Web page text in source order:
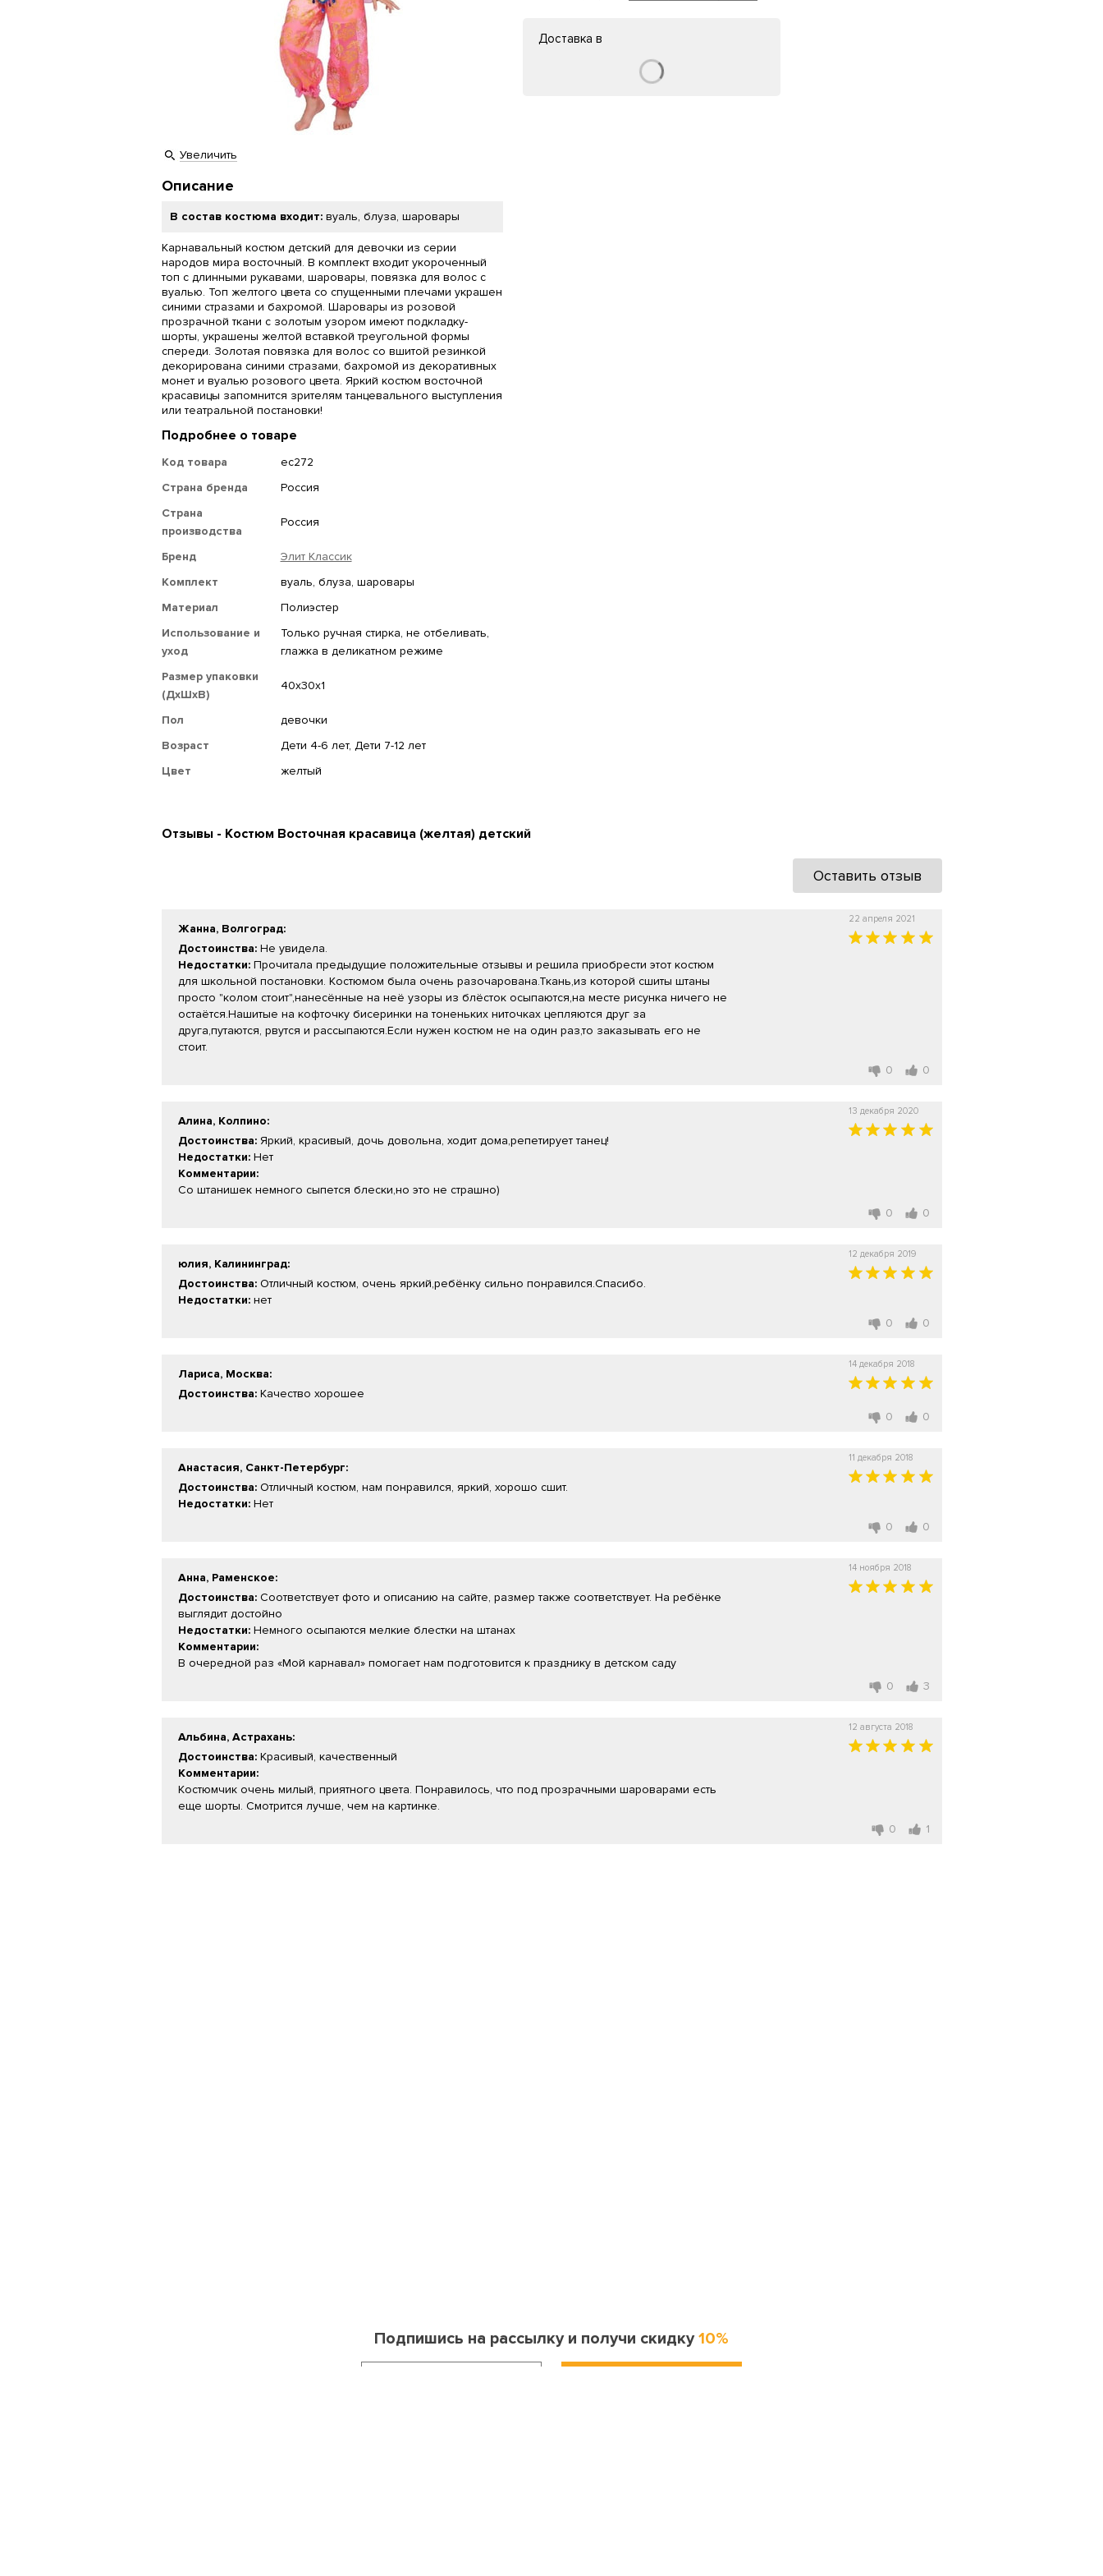
Увеличить
Доставка в
Описание
В состав костюма входит: вуаль, блуза, шаровары
Карнавальный костюм детский для девочки из серии
народов мира восточный. В комплект входит укороченный
топ с длинными рукавами, шаровары, повязка для волос с
вуалью. Топ желтого цвета со спущенными плечами украшен
синими стразами и бахромой. Шаровары из розовой
прозрачной ткани с золотым узором имеют подкладку-
шорты, украшены желтой вставкой треугольной формы
спереди. Золотая повязка для волос со вшитой резинкой
декорирована синими стразами, бахромой из декоративных
монет и вуалью розового цвета. Яркий костюм восточной
красавицы запомнится зрителям танцевального выступления
или театральной постановки!
Подробнее о товаре
Код товара
ec272
Страна бренда
Россия
Страна
производства
Россия
Бренд
Элит Классик
Комплект
вуаль, блуза, шаровары
Материал
Полиэстер
Использование и
уход
Только ручная стирка, не отбеливать,
глажка в деликатном режиме
Размер упаковки
(ДхШхВ)
40x30x1
Пол
девочки
Возраст
Дети 4-6 лет, Дети 7-12 лет
Цвет
желтый
Отзывы - Костюм Восточная красавица (желтая) детский
Оставить отзыв
Жанна, Волгоград:
Достоинства:Не увидела.
Недостатки:Прочитала предыдущие положительные отзывы и решила приобрести этот костюм
для школьной постановки. Костюмом была очень разочарована.Ткань,из которой сшиты штаны
просто "колом стоит",нанесённые на неё узоры из блёсток осыпаются,на месте рисунка ничего не
остаётся.Нашитые на кофточку бисеринки на тоненьких ниточках цепляются друг за
друга,путаются, рвутся и рассыпаются.Если нужен костюм не на один раз,то заказывать его не
стоит.
22 апреля 2021
0 0
Алина, Колпино:
Достоинства:Яркий, красивый, дочь довольна, ходит дома,репетирует танец!
Недостатки:Нет
Комментарии:
Со штанишек немного сыпется блески,но это не страшно)
13 декабря 2020
0 0
юлия, Калининград:
Достоинства:Отличный костюм, очень яркий,ребёнку сильно понравился.Спасибо.
Недостатки:нет
12 декабря 2019
0 0
Лариса, Москва:
Достоинства:Качество хорошее
14 декабря 2018
0 0
Анастасия, Санкт-Петербург:
Достоинства:Отличный костюм, нам понравился, яркий, хорошо сшит.
Недостатки:Нет
11 декабря 2018
0 0
Анна, Раменское:
Достоинства:Соответствует фото и описанию на сайте, размер также соответствует. На ребёнке
выглядит достойно
Недостатки:Немного осыпаются мелкие блестки на штанах
Комментарии:
В очередной раз «Мой карнавал» помогает нам подготовится к празднику в детском саду
14 ноября 2018
0 3
Альбина, Астрахань:
Достоинства:Красивый, качественный
Комментарии:
Костюмчик очень милый, приятного цвета. Понравилось, что под прозрачными шароварами есть
еще шорты. Смотрится лучше, чем на картинке.
12 августа 2018
0 1
Подпишись на рассылку и получи скидку10%